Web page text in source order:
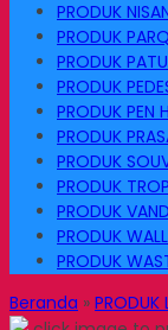
PRODUK
PRODUK
PRODUK
PRODUK
PRODUK PEN
PRODUK
PRODUK
PRODUK
PRODUK
PRODUK
PRODUK
Beranda » PRODUK